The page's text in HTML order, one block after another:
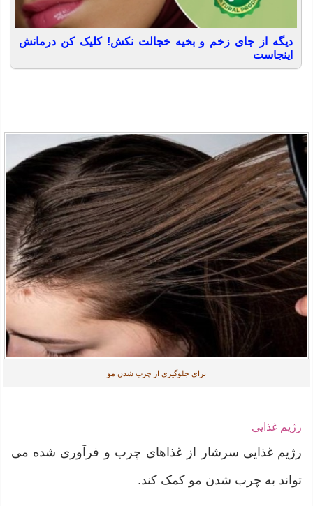
دیگه از جای زخم و بخیه خجالت نکش! کلیک کن درمانش
اینجاست
برای جلوگیری از چرب شدن مو
رژیم غذایی
رژیم غذایی سرشار از غذاهای چرب و فرآوری شده می
تواند به چرب شدن مو کمک کند.